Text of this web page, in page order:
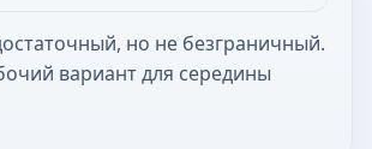
но не безграничный.
вариант для середины